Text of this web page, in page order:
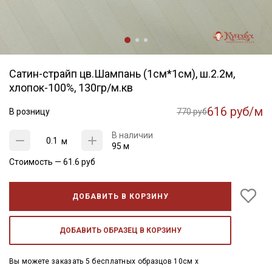
Сатин-страйп цв.Шампань (1см*1см), ш.2.2м,
хлопок-100%, 130гр/м.кв
В розницу 770 руб616 руб/м
м
В наличии
95 м
Стоимость — 61.6 руб
ДОБАВИТЬ В КОРЗИНУ
ДОБАВИТЬ ОБРАЗЕЦ В КОРЗИНУ
Вы можете заказать 5 бесплатных образцов 10см x